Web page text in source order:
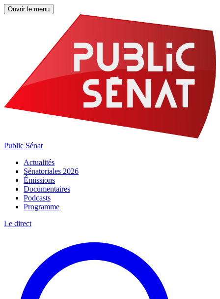
Ouvrir le menu
Public Sénat
Actualités
Sénatoriales 2026
Émissions
Documentaires
Podcasts
Programme
Le direct